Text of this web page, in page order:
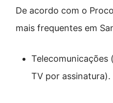
De acordo com o
mais frequentes em
TV por assinatura).